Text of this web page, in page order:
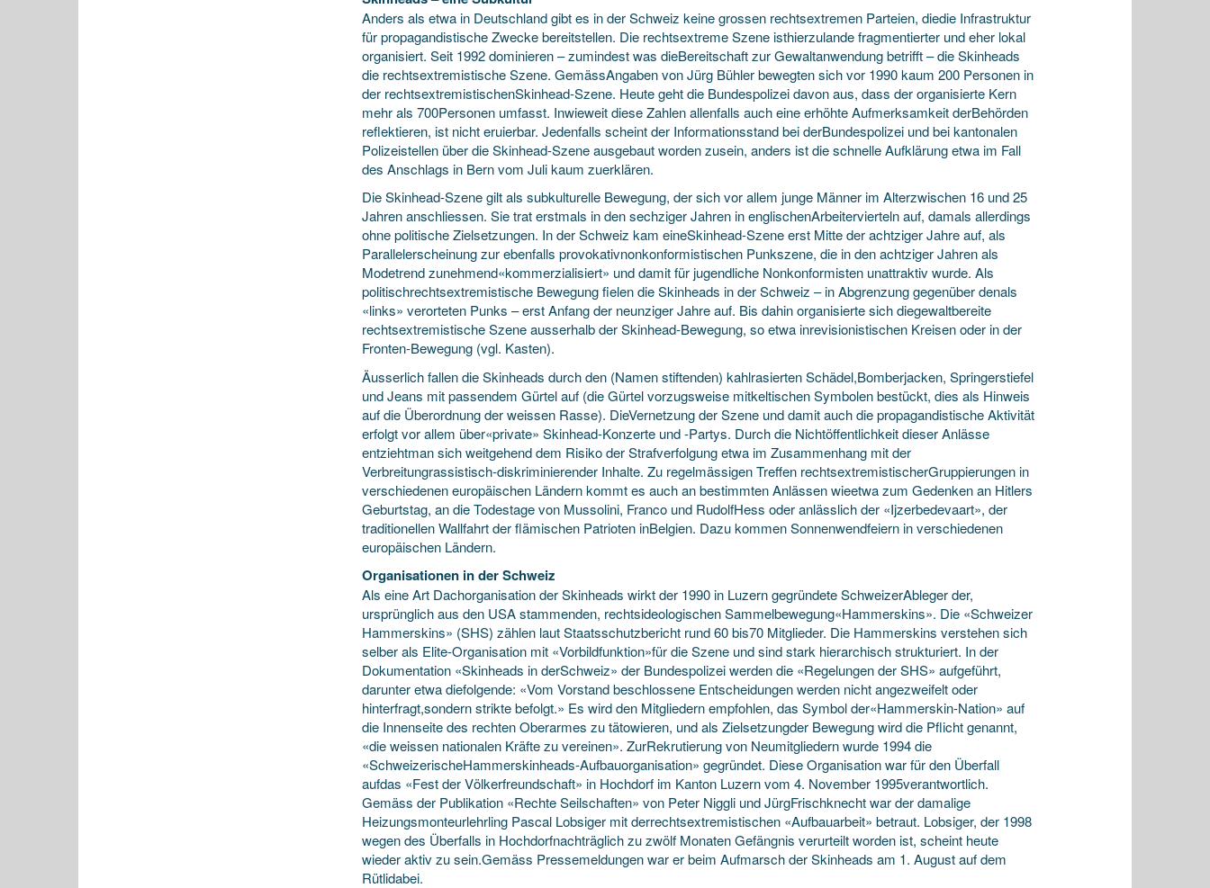
Anders als etwa in Deutschland gibt es in der Schweiz keine grossen rechtsextremen Parteien, diedie Infrastruktur
für propagandistische Zwecke bereitstellen. Die rechtsextreme Szene isthierzulande fragmentierter und eher lokal
organisiert. Seit 1992 dominieren – zumindest was dieBereitschaft zur Gewaltanwendung betrifft – die Skinheads
die rechtsextremistische Szene. GemässAngaben von Jürg Bühler bewegten sich vor 1990 kaum 200 Personen in
der rechtsextremistischenSkinhead-Szene. Heute geht die Bundespolizei davon aus, dass der organisierte Kern
mehr als 700Personen umfasst. Inwieweit diese Zahlen allenfalls auch eine erhöhte Aufmerksamkeit derBehörden
reflektieren, ist nicht eruierbar. Jedenfalls scheint der Informationsstand bei derBundespolizei und bei kantonalen
Polizeistellen über die Skinhead-Szene ausgebaut worden zusein, anders ist die schnelle Aufklärung etwa im Fall
des Anschlags in Bern vom Juli kaum zuerklären.
Die Skinhead-Szene gilt als subkulturelle Bewegung, der sich vor allem junge Männer im Alterzwischen 16 und 25
Jahren anschliessen. Sie trat erstmals in den sechziger Jahren in englischenArbeitervierteln auf, damals allerdings
ohne politische Zielsetzungen. In der Schweiz kam eineSkinhead-Szene erst Mitte der achtziger Jahre auf, als
Parallelerscheinung zur ebenfalls provokativnonkonformistischen Punkszene, die in den achtziger Jahren als
Modetrend zunehmend«kommerzialisiert» und damit für jugendliche Nonkonformisten unattraktiv wurde. Als
politischrechtsextremistische Bewegung fielen die Skinheads in der Schweiz – in Abgrenzung gegenüber denals
«links» verorteten Punks – erst Anfang der neunziger Jahre auf. Bis dahin organisierte sich diegewaltbereite
rechtsextremistische Szene ausserhalb der Skinhead-Bewegung, so etwa inrevisionistischen Kreisen oder in der
Fronten-Bewegung (vgl. Kasten).
Äusserlich fallen die Skinheads durch den (Namen stiftenden) kahlrasierten Schädel,Bomberjacken, Springerstiefel
und Jeans mit passendem Gürtel auf (die Gürtel vorzugsweise mitkeltischen Symbolen bestückt, dies als Hinweis
auf die Überordnung der weissen Rasse). DieVernetzung der Szene und damit auch die propagandistische Aktivität
erfolgt vor allem über«private» Skinhead-Konzerte und -Partys. Durch die Nichtöffentlichkeit dieser Anlässe
entziehtman sich weitgehend dem Risiko der Strafverfolgung etwa im Zusammenhang mit der
Verbreitungrassistisch-diskriminierender Inhalte. Zu regelmässigen Treffen rechtsextremistischerGruppierungen in
verschiedenen europäischen Ländern kommt es auch an bestimmten Anlässen wieetwa zum Gedenken an Hitlers
Geburtstag, an die Todestage von Mussolini, Franco und RudolfHess oder anlässlich der «Ijzerbedevaart», der
traditionellen Wallfahrt der flämischen Patrioten inBelgien. Dazu kommen Sonnenwendfeiern in verschiedenen
europäischen Ländern.
Organisationen in der Schweiz
Als eine Art Dachorganisation der Skinheads wirkt der 1990 in Luzern gegründete SchweizerAbleger der,
ursprünglich aus den USA stammenden, rechtsideologischen Sammelbewegung«Hammerskins». Die «Schweizer
Hammerskins» (SHS) zählen laut Staatsschutzbericht rund 60 bis70 Mitglieder. Die Hammerskins verstehen sich
selber als Elite-Organisation mit «Vorbildfunktion»für die Szene und sind stark hierarchisch strukturiert. In der
Dokumentation «Skinheads in derSchweiz» der Bundespolizei werden die «Regelungen der SHS» aufgeführt,
darunter etwa diefolgende: «Vom Vorstand beschlossene Entscheidungen werden nicht angezweifelt oder
hinterfragt,sondern strikte befolgt.» Es wird den Mitgliedern empfohlen, das Symbol der«Hammerskin-Nation» auf
die Innenseite des rechten Oberarmes zu tätowieren, und als Zielsetzungder Bewegung wird die Pflicht genannt,
«die weissen nationalen Kräfte zu vereinen». ZurRekrutierung von Neumitgliedern wurde 1994 die
«SchweizerischeHammerskinheads-Aufbauorganisation» gegründet. Diese Organisation war für den Überfall
aufdas «Fest der Völkerfreundschaft» in Hochdorf im Kanton Luzern vom 4. November 1995verantwortlich.
Gemäss der Publikation «Rechte Seilschaften» von Peter Niggli und JürgFrischknecht war der damalige
Heizungsmonteurlehrling Pascal Lobsiger mit derrechtsextremistischen «Aufbauarbeit» betraut. Lobsiger, der 1998
wegen des Überfalls in Hochdorfnachträglich zu zwölf Monaten Gefängnis verurteilt worden ist, scheint heute
wieder aktiv zu sein.Gemäss Pressemeldungen war er beim Aufmarsch der Skinheads am 1. August auf dem
Rütlidabei.